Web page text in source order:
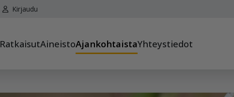
Kirjaudu
RatkaisutAineistoAjankohtaistaYhteystiedot